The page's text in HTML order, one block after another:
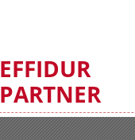
EFFIDUR
PARTNER